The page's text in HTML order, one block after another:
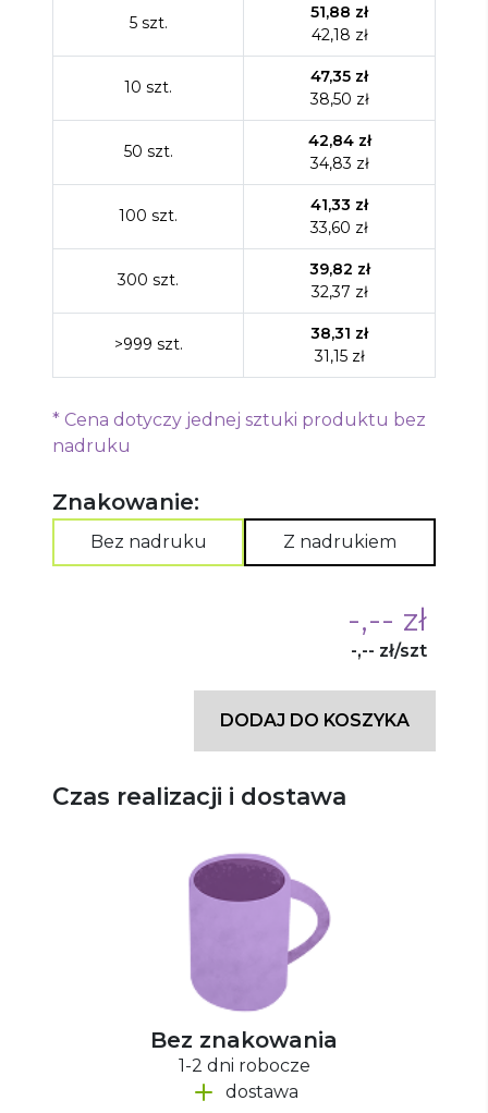
5 szt.
51,88 zł
42,18 zł
10 szt.
47,35 zł
38,50 zł
50 szt.
42,84 zł
34,83 zł
100 szt.
41,33 zł
33,60 zł
300 szt.
39,82 zł
32,37 zł
>999 szt.
38,31 zł
31,15 zł
* Cena dotyczy jednej sztuki produktu bez
nadruku
Znakowanie:
Bez nadruku Z nadrukiem
-,-- zł
-,-- zł/szt
DODAJ DO KOSZYKA
Czas realizacji i dostawa
Bez znakowania
1-2 dni robocze
dostawa